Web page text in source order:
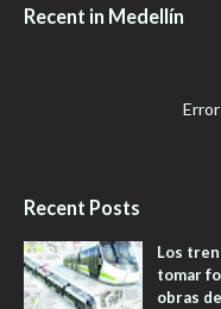
Recent in Medellín
Recent Posts
Los
tomar
obras